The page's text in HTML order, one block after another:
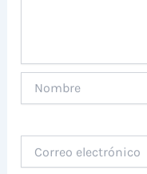
electrónico